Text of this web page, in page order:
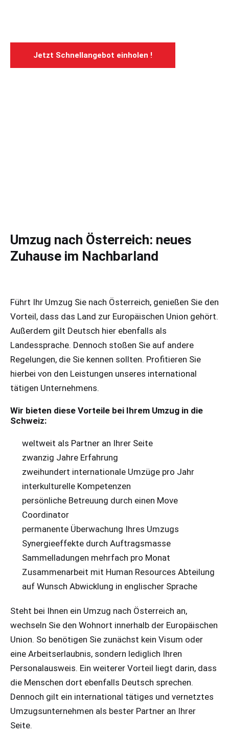
Jetzt Schnellangebot einholen !
Umzug nach Österreich: neues
Zuhause im Nachbarland
Führt Ihr Umzug Sie nach Österreich, genießen Sie den
Vorteil, dass das Land zur Europäischen Union gehört.
Außerdem gilt Deutsch hier ebenfalls als
Landessprache. Dennoch stoßen Sie auf andere
Regelungen, die Sie kennen sollten. Profitieren Sie
hierbei von den Leistungen unseres international
tätigen Unternehmens.
Wir bieten diese Vorteile bei Ihrem Umzug in die
Schweiz:
weltweit als Partner an Ihrer Seite
zwanzig Jahre Erfahrung
zweihundert internationale Umzüge pro Jahr
interkulturelle Kompetenzen
persönliche Betreuung durch einen Move
Coordinator
permanente Überwachung Ihres Umzugs
Synergieeffekte durch Auftragsmasse
Sammelladungen mehrfach pro Monat
Zusammenarbeit mit Human Resources Abteilung
auf Wunsch Abwicklung in englischer Sprache
Steht bei Ihnen ein Umzug nach Österreich an,
wechseln Sie den Wohnort innerhalb der Europäischen
Union. So benötigen Sie zunächst kein Visum oder
eine Arbeitserlaubnis, sondern lediglich Ihren
Personalausweis. Ein weiterer Vorteil liegt darin, dass
die Menschen dort ebenfalls Deutsch sprechen.
Dennoch gilt ein international tätiges und vernetztes
Umzugsunternehmen als bester Partner an Ihrer
Seite.